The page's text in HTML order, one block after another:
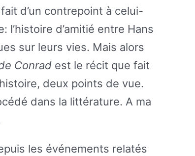
fait d’un contrepoint à celui-
d’amitié entre Hans
sur leurs vies. Mais alors
Conradest le récit que fait
deux points de vue.
dans la littérature. A ma
les événements relatés